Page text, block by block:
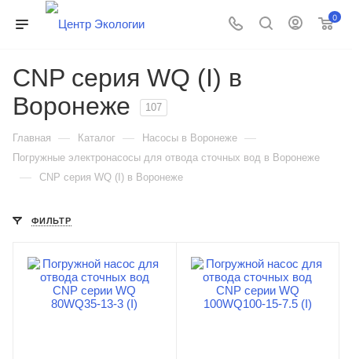
0
CNP серия WQ (I) в
Воронеже
107
Главная — Каталог — Насосы в Воронеже —
Погружные электронасосы для отвода сточных вод в Воронеже
— CNP серия WQ (I) в Воронеже
ФИЛЬТР